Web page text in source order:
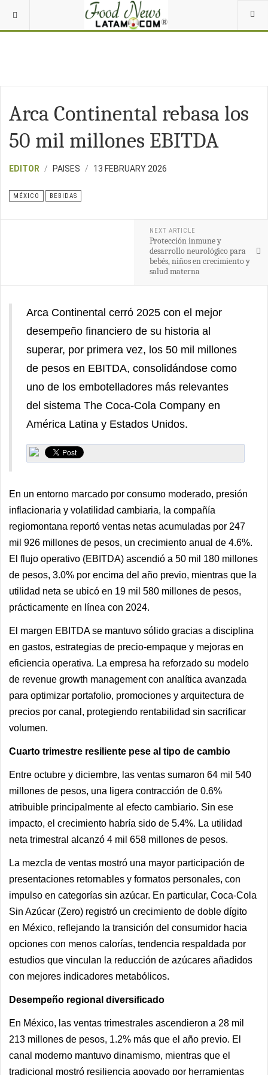
Arca Continental rebasa los
50 mil millones EBITDA
EDITOR PAISES 13 FEBRUARY 2026
MÉXICO BEBIDAS
NEXT ARTICLE
Protección inmune y
desarrollo neurológico para
bebés, niños en crecimiento y
salud materna
Arca Continental cerró 2025 con el mejor
desempeño financiero de su historia al
superar, por primera vez, los 50 mil millones
de pesos en EBITDA, consolidándose como
uno de los embotelladores más relevantes
del sistema The Coca-Cola Company en
América Latina y Estados Unidos.
En un entorno marcado por consumo moderado, presión
inflacionaria y volatilidad cambiaria, la compañía
regiomontana reportó ventas netas acumuladas por 247
mil 926 millones de pesos, un crecimiento anual de 4.6%.
El flujo operativo (EBITDA) ascendió a 50 mil 180 millones
de pesos, 3.0% por encima del año previo, mientras que la
utilidad neta se ubicó en 19 mil 580 millones de pesos,
prácticamente en línea con 2024.
El margen EBITDA se mantuvo sólido gracias a disciplina
en gastos, estrategias de precio-empaque y mejoras en
eficiencia operativa. La empresa ha reforzado su modelo
de revenue growth management con analítica avanzada
para optimizar portafolio, promociones y arquitectura de
precios por canal, protegiendo rentabilidad sin sacrificar
volumen.
Cuarto trimestre resiliente pese al tipo de cambio
Entre octubre y diciembre, las ventas sumaron 64 mil 540
millones de pesos, una ligera contracción de 0.6%
atribuible principalmente al efecto cambiario. Sin ese
impacto, el crecimiento habría sido de 5.4%. La utilidad
neta trimestral alcanzó 4 mil 658 millones de pesos.
La mezcla de ventas mostró una mayor participación de
presentaciones retornables y formatos personales, con
impulso en categorías sin azúcar. En particular, Coca-Cola
Sin Azúcar (Zero) registró un crecimiento de doble dígito
en México, reflejando la transición del consumidor hacia
opciones con menos calorías, tendencia respaldada por
estudios que vinculan la reducción de azúcares añadidos
con mejores indicadores metabólicos.
Desempeño regional diversificado
En México, las ventas trimestrales ascendieron a 28 mil
213 millones de pesos, 1.2% más que el año previo. El
canal moderno mantuvo dinamismo, mientras que el
tradicional mostró resiliencia apoyado por herramientas